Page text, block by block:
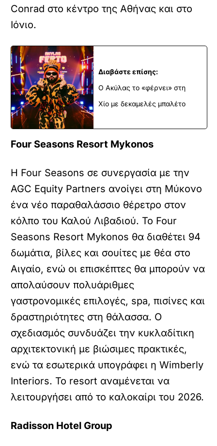
Conrad στο κέντρο της Αθήνας και στο
Ιόνιο.
Διαβάστε επίσης:
Ο Ακύλας το «φέρνει» στη
Χίο με δεκαμελές μπαλέτο
Four Seasons Resort Mykonos
Η Four Seasons σε συνεργασία με την
AGC Equity Partners ανοίγει στη Μύκονο
ένα νέο παραθαλάσσιο θέρετρο στον
κόλπο του Καλού Λιβαδιού. Το Four
Seasons Resort Mykonos θα διαθέτει 94
δωμάτια, βίλες και σουίτες με θέα στο
Αιγαίο, ενώ οι επισκέπτες θα μπορούν να
απολαύσουν πολυάριθμες
γαστρονομικές επιλογές, spa, πισίνες και
δραστηριότητες στη θάλασσα. Ο
σχεδιασμός συνδυάζει την κυκλαδίτικη
αρχιτεκτονική με βιώσιμες πρακτικές,
ενώ τα εσωτερικά υπογράφει η Wimberly
Interiors. Το resort αναμένεται να
λειτουργήσει από το καλοκαίρι του 2026.
Radisson Hotel Group